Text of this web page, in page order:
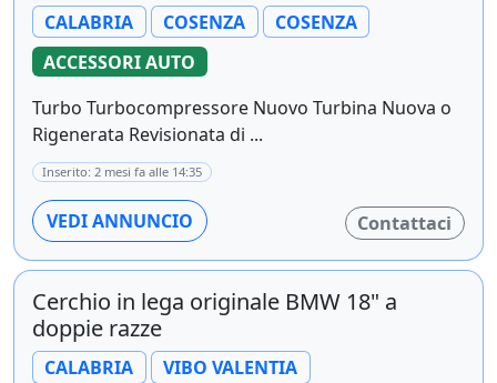
CALABRIA COSENZA
COSENZA
ACCESSORI AUTO
Turbo Turbocompressore Nuovo Turbina Nuova o
Rigenerata Revisionata di ...
Inserito: 2 mesi fa alle 14:35
VEDI ANNUNCIO Contattaci
Cerchio in lega originale BMW 18" a
doppie razze
CALABRIA
VIBO VALENTIA